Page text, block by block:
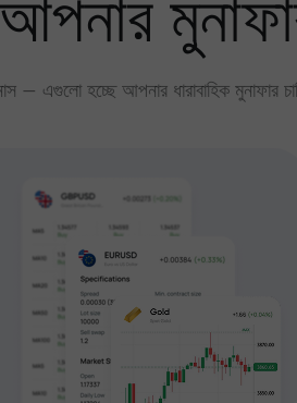
— এগুলো হচ্ছে আপনার ধারাবাহিক মুনাফার